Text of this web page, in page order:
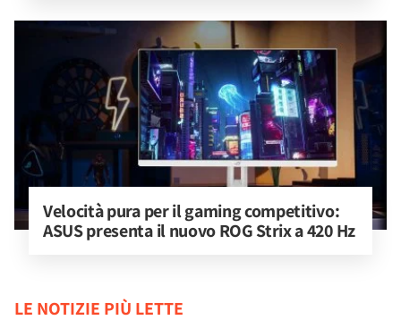
Velocità pura per il gaming competitivo:
ASUS presenta il nuovo ROG Strix a 420 Hz
LE NOTIZIE PIÙ LETTE